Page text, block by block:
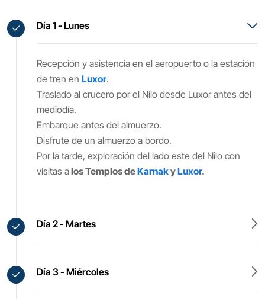
Día 1 - Lunes
Recepción y asistencia en el aeropuerto o la estación
de tren en Luxor.
Traslado al crucero por el Nilo desde Luxor antes del
mediodía.
Embarque antes del almuerzo.
Disfrute de un almuerzo a bordo.
Por la tarde, exploración del lado este del Nilo con
visitas alos Templos deKarnakyLuxor.
Día 2 - Martes
Día 3 - Miércoles